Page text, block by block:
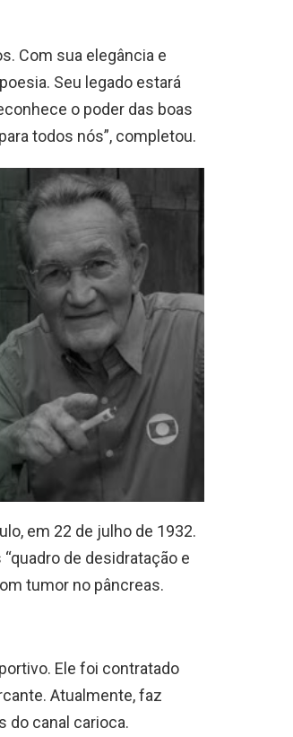
Com sua elegância e
Seu legado estará
o poder das boas
todos nós”, completou.
em 22 de julho de 1932.
de desidratação e
tumor no pâncreas.
Ele foi contratado
Atualmente, faz
do canal carioca.